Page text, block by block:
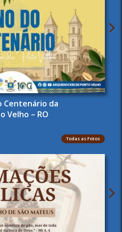
Centenário da
Velho – RO
Todas as Fotos